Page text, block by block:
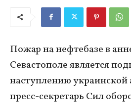
Пожар на нефтебазе в
Севастополе является
наступлению украинской
пресс-секретарь Сил